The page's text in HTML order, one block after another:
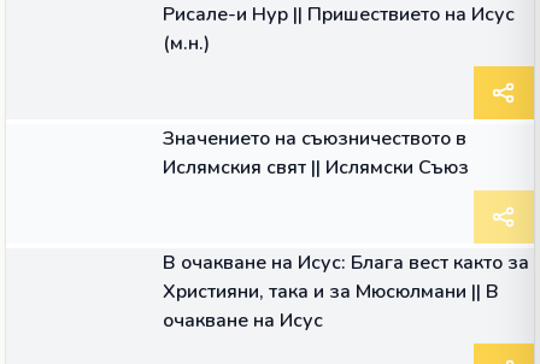
Рисале-и Нур || Пришествието на Исус
(м.н.)
Значението на съюзничеството в
Ислямския свят || Ислямски Съюз
В очакване на Исус: Блага вест както за
Християни, така и за Мюсюлмани || В
очакване на Исус